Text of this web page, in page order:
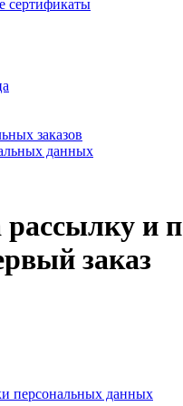
сертификаты
заказов
данных
и
заказ
персональных данных